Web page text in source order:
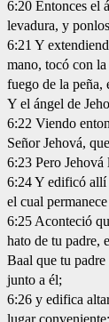
6:20 Entonces el
levadura, y
6:21 Y
mano, tocó con
fuego de la peña,
Y el ángel de
6:22 Viendo
Señor Jehová,
6:23 Pero Jehová
6:24 Y edificó allí
el cual
6:25 Aconteció
hato de tu padre,
Baal que tu
junto a él;
6:26 y edifica
lugar